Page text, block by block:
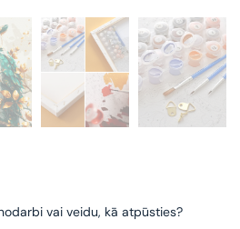
vai veidu, kā atpūsties?